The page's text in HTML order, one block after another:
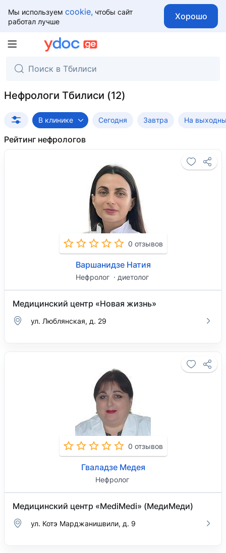
Мы используем cookie, чтобы сайт
работал лучше
Хорошо
Нефрологи Тбилиси
В клинике Сегодня Завтра На
Рейтинг нефрологов
0 отзывов
Варшанидзе Натия
Нефролог диетолог
Медицинский центр «Новая жизнь»
ул. Люблянская, д. 29
0 отзывов
Гваладзе Медея
Нефролог
Медицинский центр «MediMedi» (МедиМеди)
ул. Котэ Марджанишвили, д. 9